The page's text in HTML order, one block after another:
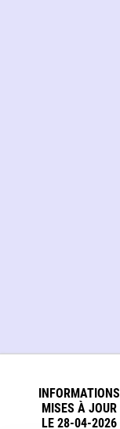
INFORMATIONS
MISES À JOUR
LE 28-04-2026